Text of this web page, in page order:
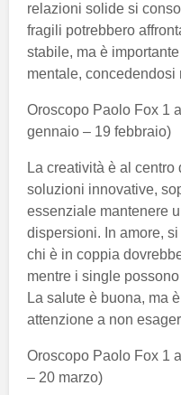
relazioni solide si
fragili potrebbero
stabile, ma è
mentale, concedendosi
Oroscopo Paolo Fox 1
gennaio – 19 febbraio)
La creatività è al centro
soluzioni innovative,
essenziale mantenere
dispersioni. In amore,
chi è in coppia
mentre i single
La salute è buona, ma
attenzione a non
Oroscopo Paolo Fox 1
– 20 marzo)